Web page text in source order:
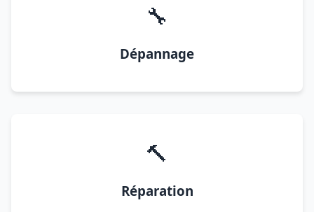
🔧
Dépannage
🔨
Réparation